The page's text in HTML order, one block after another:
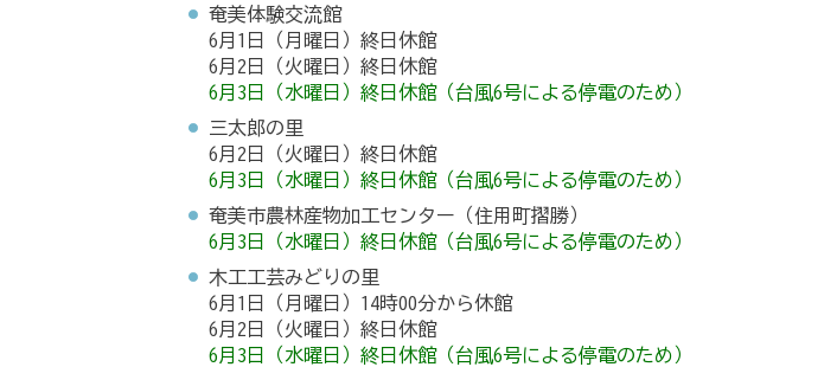
奄美体験交流館
6月1日（月曜日）終日休館
6月2日（火曜日）終日休館
6月3日（水曜日）終日休館（台風6号による停電のため）
三太郎の里
6月2日（火曜日）終日休館
6月3日（水曜日）終日休館（台風6号による停電のため）
奄美市農林産物加工センター（住用町摺勝）
6月3日（水曜日）終日休館（台風6号による停電のため）
木工工芸みどりの里
6月1日（月曜日）14時00分から休館
6月2日（火曜日）終日休館
6月3日（水曜日）終日休館（台風6号による停電のため）